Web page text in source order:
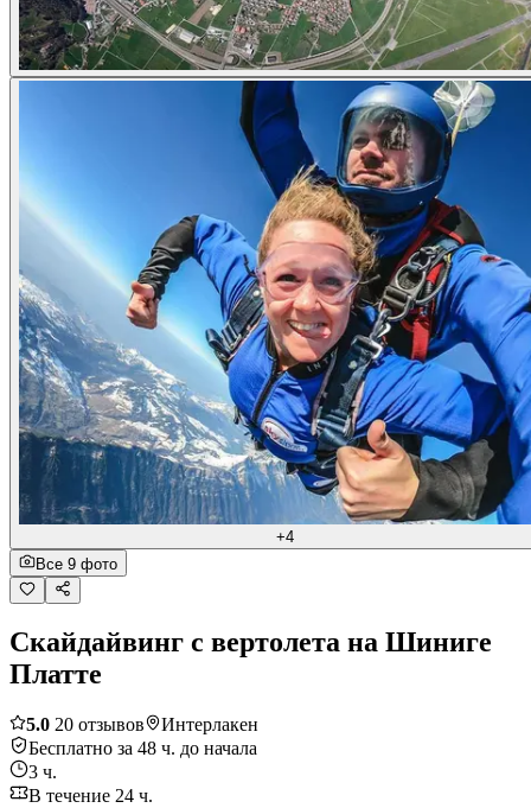
+4
Все 9 фото
Скайдайвинг с вертолета на Шиниге
Платте
5.0 20 отзывов
Интерлакен
Бесплатно за 48 ч. до начала
3 ч.
В течение 24 ч.